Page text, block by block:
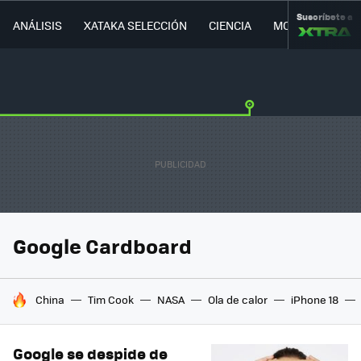
ANÁLISIS XATAKA SELECCIÓN CIENCIA MOVILIDAD
Suscríbete a
Google Cardboard
HOY SE HABLA DE
China Tim Cook NASA Ola de calor iPhone 18
Google se despide de